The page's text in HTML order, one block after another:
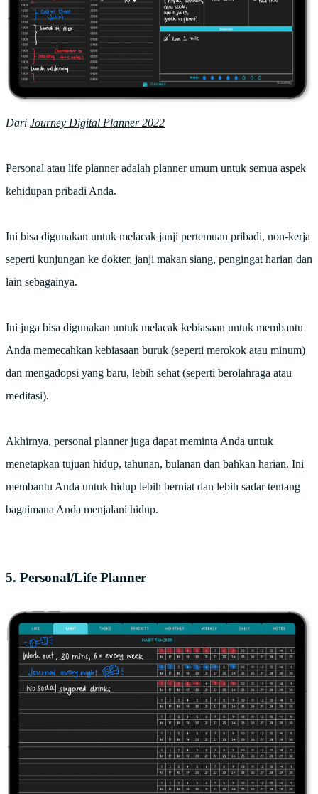
Dari Journey Digital Planner 2022
Personal atau life planner adalah planner umum untuk semua aspek
kehidupan pribadi Anda.
Ini bisa digunakan untuk melacak janji pertemuan pribadi, non-kerja
seperti kunjungan ke dokter, janji makan siang, pengingat harian dan
lain sebagainya.
Ini juga bisa digunakan untuk melacak kebiasaan untuk membantu
Anda memecahkan kebiasaan buruk (seperti merokok atau minum)
dan mengadopsi yang baru, lebih sehat (seperti berolahraga atau
meditasi).
Akhirnya, personal planner juga dapat meminta Anda untuk
menetapkan tujuan hidup, tahunan, bulanan dan bahkan harian. Ini
membantu Anda untuk hidup lebih berniat dan lebih sadar tentang
bagaimana Anda menjalani hidup.
5. Personal/Life Planner